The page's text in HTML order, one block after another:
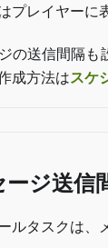
プレイヤーに
の送信間隔も
成方法はスケ
ージ送信
ルタスクは、